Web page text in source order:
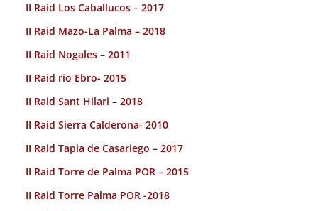
II Raid Los Caballucos – 2017
II Raid Mazo-La Palma – 2018
II Raid Nogales – 2011
II Raid rio Ebro- 2015
II Raid Sant Hilari – 2018
II Raid Sierra Calderona- 2010
II Raid Tapia de Casariego – 2017
II Raid Torre de Palma POR – 2015
II Raid Torre Palma POR -2018